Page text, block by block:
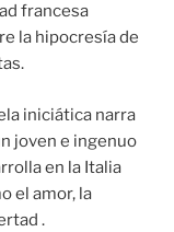
francesa
la hipocresía de
iniciática narra
joven e ingenuo
en la Italia
el amor, la
.